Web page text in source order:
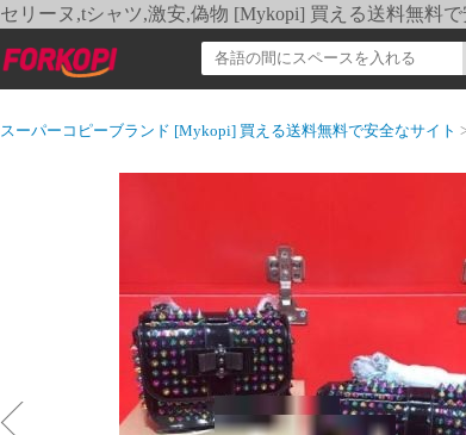
セリーヌ,tシャツ,激安,偽物 [Mykopi] 買える送料無料で
スーパーコピーブランド [Mykopi] 買える送料無料で安全なサイト